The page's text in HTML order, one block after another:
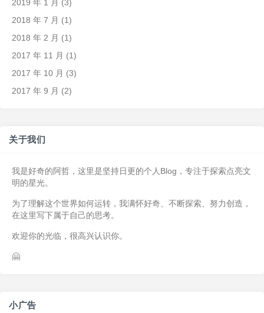
2019 年 1 月 (3)
2018 年 7 月 (1)
2018 年 2 月 (1)
2017 年 11 月 (1)
2017 年 10 月 (3)
2017 年 9 月 (2)
关于我们
我是好奇的阿哲，这里是坚持日更的个人Blog，专注于探索点亮文
明的星光。
为了理解这个世界如何运转，我满怀好奇、不断探索、努力创造，
在这里写下属于自己的思考。
欢迎你的光临，很高兴认识你。
🤗
小广告